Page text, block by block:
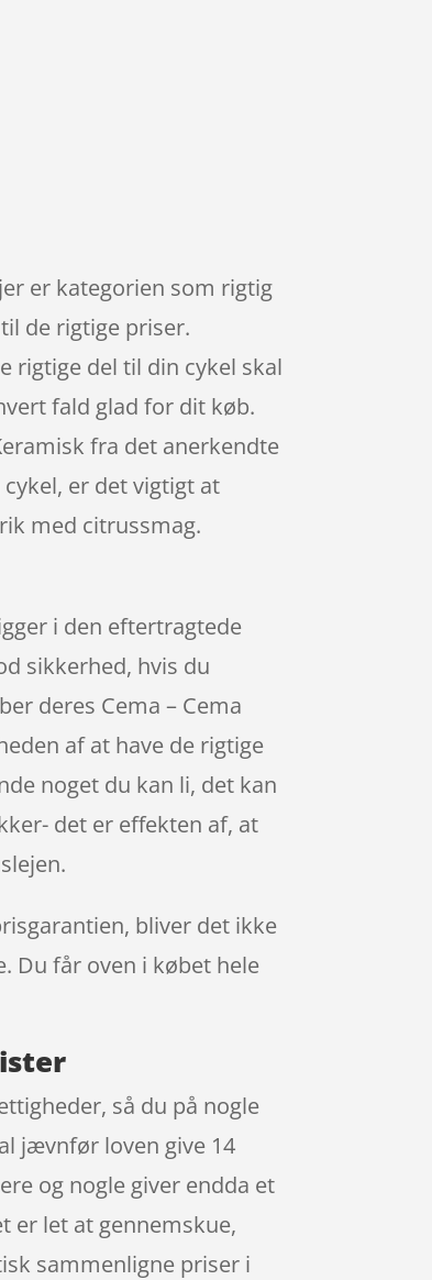
er kategorien som rigtig
de rigtige priser.
rigtige del til din cykel skal
fald glad for dit køb.
fra det anerkendte
er det vigtigt at
med citrussmag.
i den eftertragtede
sikkerhed, hvis du
deres Cema – Cema
af at have de rigtige
noget du kan li, det kan
det er effekten af, at
bliver det ikke
Du får oven i købet hele
så du på nogle
jævnfør loven give 14
og nogle giver endda et
er let at gennemskue,
sammenligne priser i